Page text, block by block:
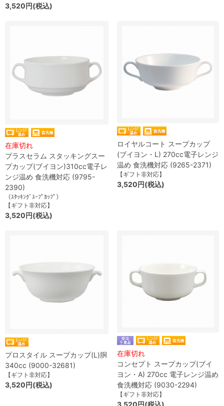
3,520円(税込)
在庫切れ
プラスセラム スタッキングスー
プカップ(ブイヨン)310cc電子レ
ンジ温め 食洗機対応 (9795-
2390)
（ｽﾀｯｷﾝｸﾞｽｰﾌﾟｶｯﾌﾟ）
【ギフト非対応】
3,520円(税込)
ロイヤルコート スープカップ
(ブイヨン・L) 270cc電子レンジ
温め 食洗機対応 (9265-2371)
【ギフト非対応】
3,520円(税込)
プロスタイル スープカップ(L)胴
340cc (9000-32681)
【ギフト非対応】
3,520円(税込)
在庫切れ
コンセプト スープカップ(ブイ
ヨン・A) 270cc 電子レンジ温め
食洗機対応 (9030-2294)
【ギフト非対応】
3,520円(税込)